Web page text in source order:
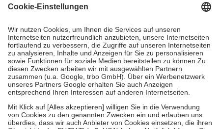
Grundsätzlich leisten Mitglieder Zuzahlungen in Höhe von zehn
höchstens zehn Euro.
Es sind jedoch nie mehr als die tatsächlichen
Kosten der Leistung zu entrichten.
Diese Regeln gelten grundsätzlich auch für Online-Apotheken.
Bei Heilmitteln und häuslicher Krankenpflege beträgt die
Zuzahlung zehn Prozent der Kosten sowie zehn Euro je
Verordnung.
Um das Engagement der Versicherten für ihre eigene Gesundheit zu
stärken und die besondere Stellung der Familie zu unterstützen,
fallenkeine Zuzahlungenan bei:
• Kindern und Jugendlichen bis zum vollendeten 18. Lebensjahr